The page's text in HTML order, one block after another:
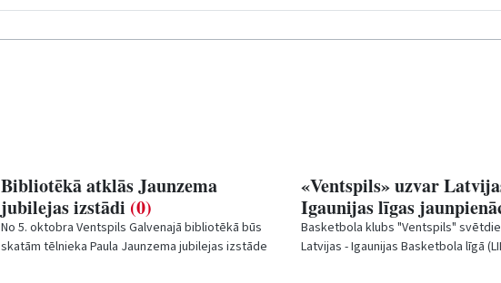
Bibliotēkā atklās Jaunzema
jubilejas izstādi (0)
No 5. oktobra Ventspils Galvenajā bibliotēkā būs
skatām tēlnieka Paula Jaunzema jubilejas izstāde
«Ventspils» uzvar
Igaunijas līgas
Basketbola klubs "Ventspils"
Latvijas - Igaunijas Basketbola līgā